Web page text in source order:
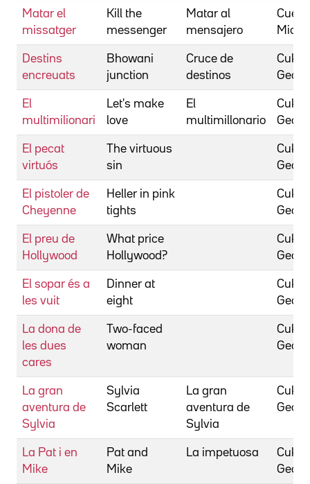
Matar el
missatger
Kill the
messenger
Matar al
mensajero
Destins
encreuats
Bhowani
junction
Cruce de
destinos
Cukor,
El
multimilionari
Let's make
love
El
multimillonario
Cukor,
El pecat
virtuós
The virtuous
sin
Cukor,
El pistoler de
Cheyenne
Heller in pink
tights
Cukor,
El preu de
Hollywood
What price
Hollywood?
Cukor,
El sopar és a
les vuit
Dinner at
eight
Cukor,
La dona de
les dues
cares
Two-faced
woman
Cukor,
La gran
aventura de
Sylvia
Sylvia
Scarlett
La gran
aventura de
Sylvia
Cukor,
La Pat i en
Mike
Pat and
Mike
La impetuosa
Cukor,